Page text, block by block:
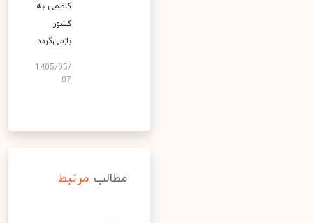
کاظمی به
کشور
بازمی‌گردد
1405/05/
07
مطالب مرتبط